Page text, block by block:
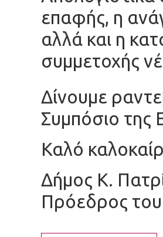
επαφής, η
αλλά και η
συμμετοχής
Δίνουμε
Συμπόσιο
Καλό
Δήμος Κ.
Πρόεδρος του